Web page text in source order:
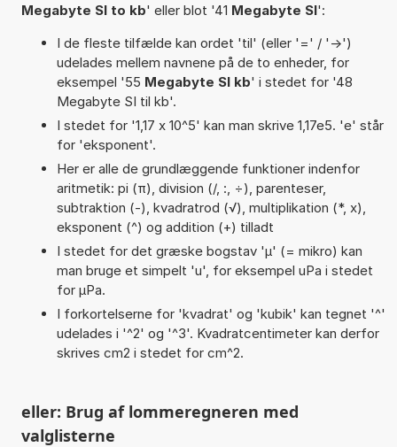
Megabyte SI to kb' eller blot '41 Megabyte SI':
I de fleste tilfælde kan ordet 'til' (eller '=' / '->')
udelades mellem navnene på de to enheder, for
eksempel '55 Megabyte SI kb' i stedet for '48
Megabyte SI til kb'.
I stedet for '1,17 x 10^5' kan man skrive 1,17e5. 'e' står
for 'eksponent'.
Her er alle de grundlæggende funktioner indenfor
aritmetik: pi (π), division (/, :, ÷), parenteser,
subtraktion (-), kvadratrod (√), multiplikation (*, x),
eksponent (^) og addition (+) tilladt
I stedet for det græske bogstav 'µ' (= mikro) kan
man bruge et simpelt 'u', for eksempel uPa i stedet
for µPa.
I forkortelserne for 'kvadrat' og 'kubik' kan tegnet '^'
udelades i '^2' og '^3'. Kvadratcentimeter kan derfor
skrives cm2 i stedet for cm^2.
eller: Brug af lommeregneren med
valglisterne